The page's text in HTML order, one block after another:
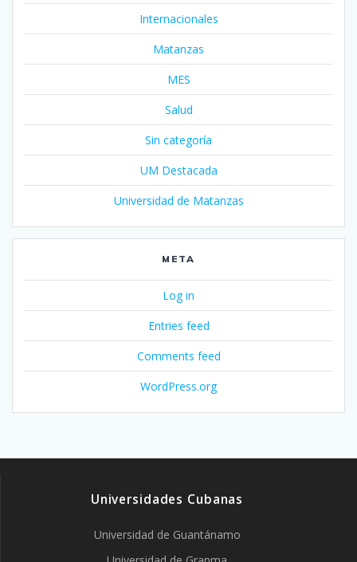
Internacionales
Matanzas
MES
Salud
Sin categoría
UM Destacada
Universidad de Matanzas
META
Log in
Entries feed
Comments feed
WordPress.org
Universidades Cubanas
Universidad de Guantánamo